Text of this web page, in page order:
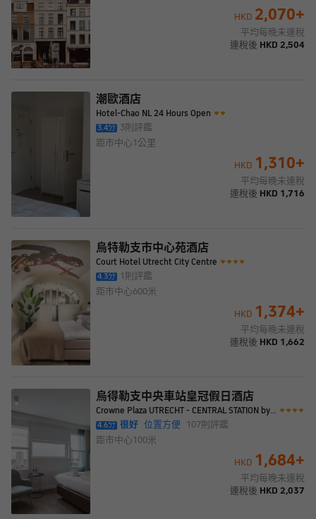
HKD 2,070+
平均每晚未連稅
連稅後 HKD 2,504
潮歐酒店
Hotel-Chao NL 24 Hours Open
3.4分 3則評鑑
距市中心 1公里
HKD 1,310+
平均每晚未連稅
連稅後 HKD 1,716
烏特勒支市中心苑酒店
Court Hotel Utrecht City Centre
4.3分 1 則評鑑
距市中心600米
HKD 1,374+
平均每晚未連稅
連稅後 HKD 1,662
烏得勒支中央車站皇冠假日酒店
4.6分 很好 位置方便 107則評鑑
距市中心 100米
HKD 1,684+
平均每晚未連稅
連稅後 HKD 2,037